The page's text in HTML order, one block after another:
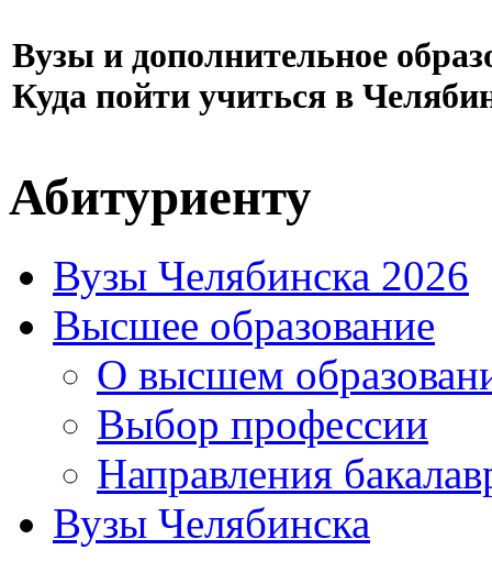
Вузы и дополнительное
Куда пойти учиться в
Абитуриенту
Вузы Челябинска 2026
Высшее образование
О высшем
Выбор профессии
Направления
Вузы Челябинска